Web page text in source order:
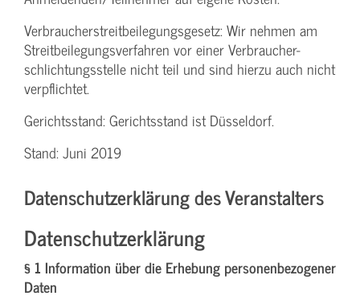
Verbraucher­streitbeilegungs­gesetz: Wir nehmen am
Streit­beilegungs­verfahren vor einer Verbraucher­
schlichtungs­stelle nicht teil und sind hierzu auch nicht
verpflichtet.
Gerichtsstand: Gerichtsstand ist Düsseldorf.
Stand: Juni 2019
Datenschutzerklärung des Veranstalters
Datenschutzerklärung
§ 1 Information über die Erhebung personenbezogener
Daten